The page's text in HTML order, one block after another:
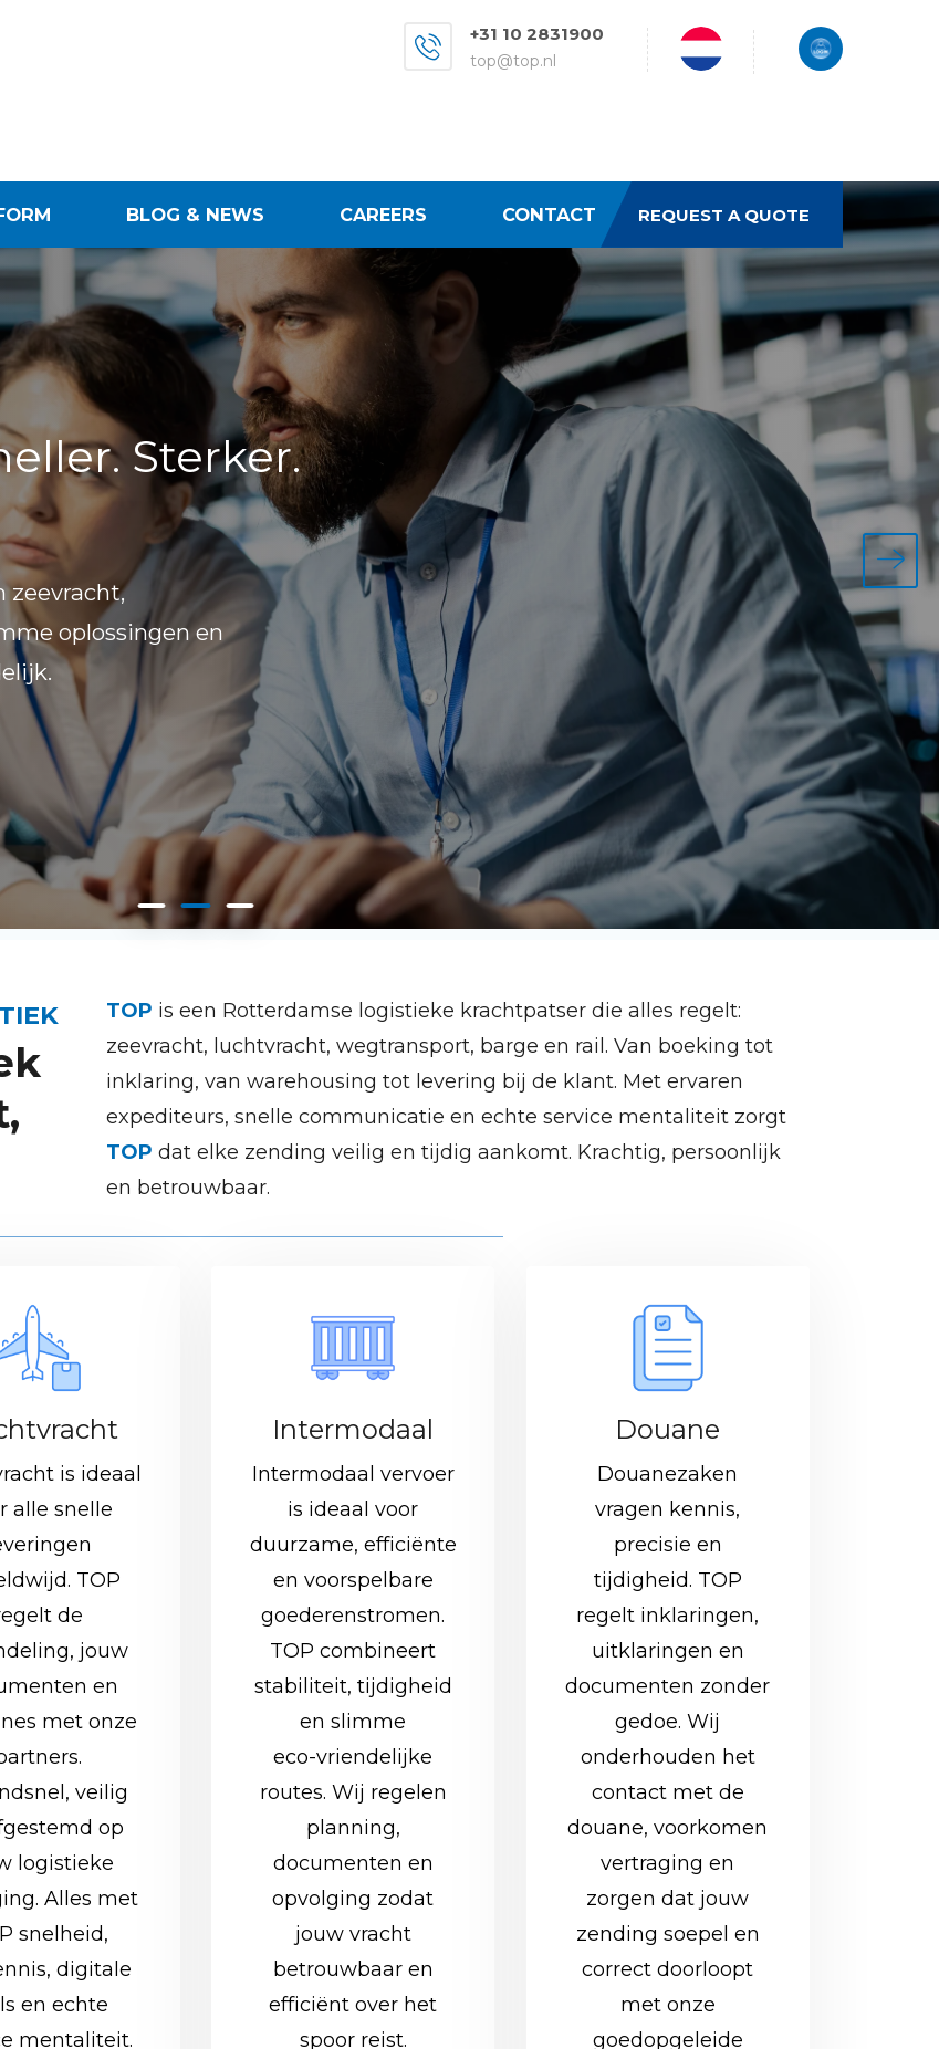
+31 10 2831900
top@top.nl
BLOG & NEWS CAREERS CONTACT REQUEST A QUOTE
Sterker.
zeevracht,
oplossingen en
TOP is een Rotterdamse logistieke krachtpatser die alles regelt:
zeevracht, luchtvracht, wegtransport, barge en rail. Van boeking tot
inklaring, van warehousing tot levering bij de klant. Met ervaren
expediteurs, snelle communicatie en echte service mentaliteit zorgt
TOP dat elke zending veilig en tijdig aankomt. Krachtig, persoonlijk
en betrouwbaar.
is ideaal
alle snelle
TOP
de
jouw
en
met onze
veilig
op
logistieke
Alles met
snelheid,
digitale
en echte
mentaliteit.
Intermodaal
Intermodaal vervoer
is ideaal voor
duurzame, efficiënte
en voorspelbare
goederenstromen.
TOP combineert
stabiliteit, tijdigheid
en slimme
eco‑vriendelijke
routes. Wij regelen
planning,
documenten en
opvolging zodat
jouw vracht
betrouwbaar en
efficiënt over het
spoor reist.
Douane
Douanezaken
vragen kennis,
precisie en
tijdigheid. TOP
regelt inklaringen,
uitklaringen en
documenten zonder
gedoe. Wij
onderhouden het
contact met de
douane, voorkomen
vertraging en
zorgen dat jouw
zending soepel en
correct doorloopt
met onze
goedopgeleide